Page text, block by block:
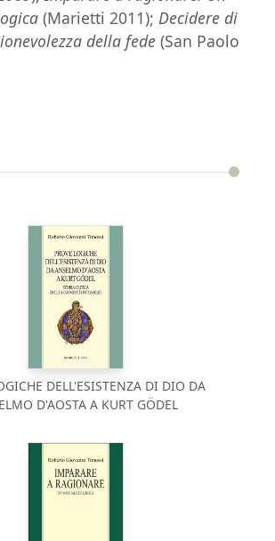
(Marietti 2011); Decidere di
della fede (San Paolo
DELL'ESISTENZA DI DIO DA
D'AOSTA A KURT GÖDEL